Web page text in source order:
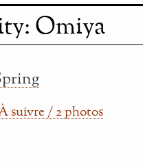
Omiya
suivre / 2 photos